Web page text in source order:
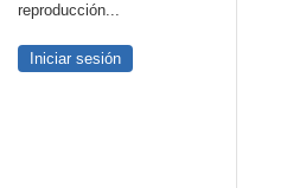
reproducción...
Iniciar sesión